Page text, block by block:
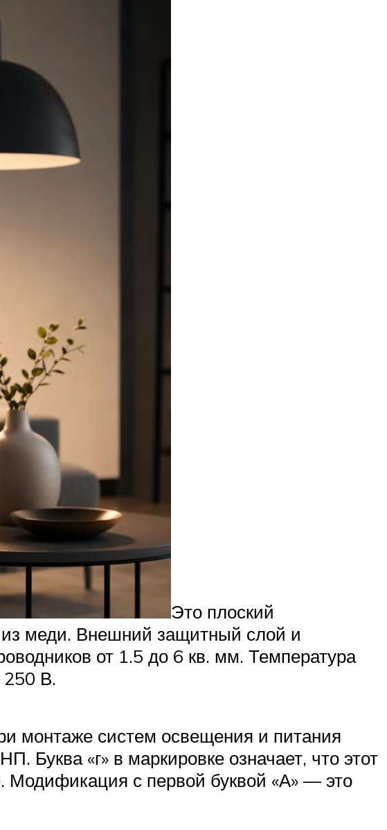
Это плоский
меди. Внешний защитный слой и
от 1.5 до 6 кв. мм. Температура
250 В.
монтаже систем освещения и питания
Буква «г» в маркировке означает, что этот
Модификация с первой буквой «А» — это